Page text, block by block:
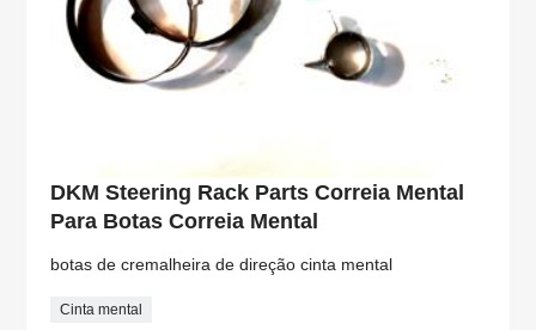
DKM Steering Rack Parts Correia Mental
Para Botas Correia Mental
botas de cremalheira de direção cinta mental
Cinta mental